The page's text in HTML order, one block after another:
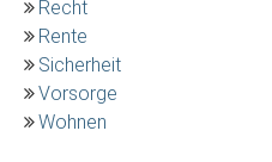
Recht
Rente
Sicherheit
Vorsorge
Wohnen